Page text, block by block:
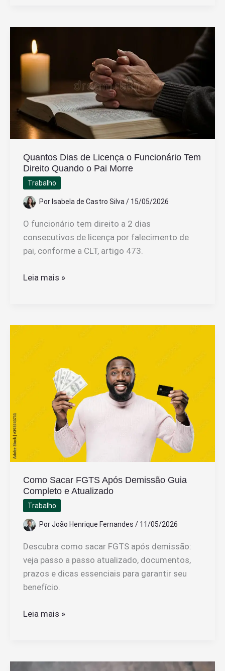
Ao
Ser
Demitido
Sem
Justa
Causa
Quantos Dias de Licença o Funcionário Tem
Direito Quando o Pai Morre
Trabalho
Por Isabela de Castro Silva/ 15/05/2026
O funcionário tem direito a 2 dias
consecutivos de licença por falecimento de
pai, conforme a CLT, artigo 473.
Quantos
Leia mais »
Como Sacar FGTS Após Demissão Guia
Completo e Atualizado
Trabalho
PorJoão Henrique Fernandes / 11/05/2026
Descubra como sacar FGTS após demissão:
veja passo a passo atualizado, documentos,
prazos e dicas essenciais para garantir seu
benefício.
Como
Leia mais »